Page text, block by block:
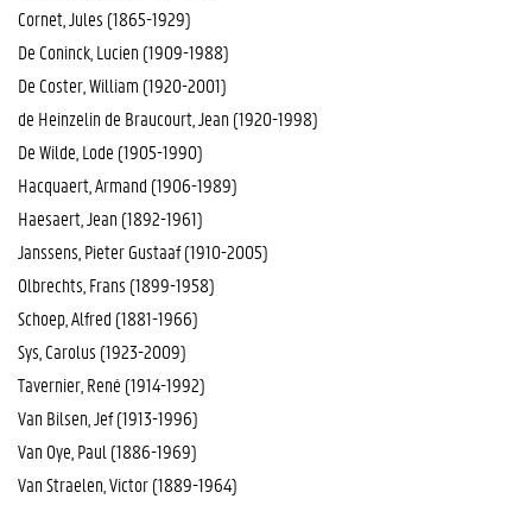
Cornet, Jules (1865-1929)
De Coninck, Lucien (1909-1988)
De Coster, William (1920-2001)
de Heinzelin de Braucourt, Jean (1920-1998)
De Wilde, Lode (1905-1990)
Hacquaert, Armand (1906-1989)
Haesaert, Jean (1892-1961)
Janssens, Pieter Gustaaf (1910-2005)
Olbrechts, Frans (1899-1958)
Schoep, Alfred (1881-1966)
Sys, Carolus (1923-2009)
Tavernier, René (1914-1992)
Van Bilsen, Jef (1913-1996)
Van Oye, Paul (1886-1969)
Van Straelen, Victor (1889-1964)